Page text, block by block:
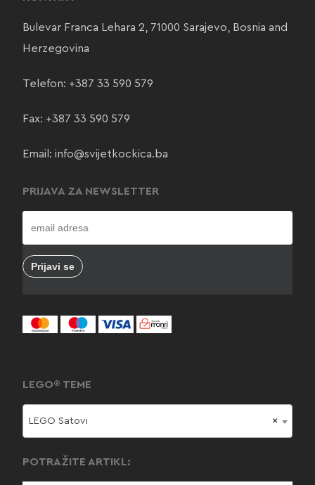
Bulevar Franca Lehara 2, 71000 Sarajevo, Bosnia and
Herzegovina
Telefon: +387 33 590 579
Fax: +387 33 590 579
Email: info@svijetkockica.ba
PRIJAVA ZA NEWSLETTER
LEGO® TEME
×
LEGO Satovi
POTRAŽITE ARTIKL: